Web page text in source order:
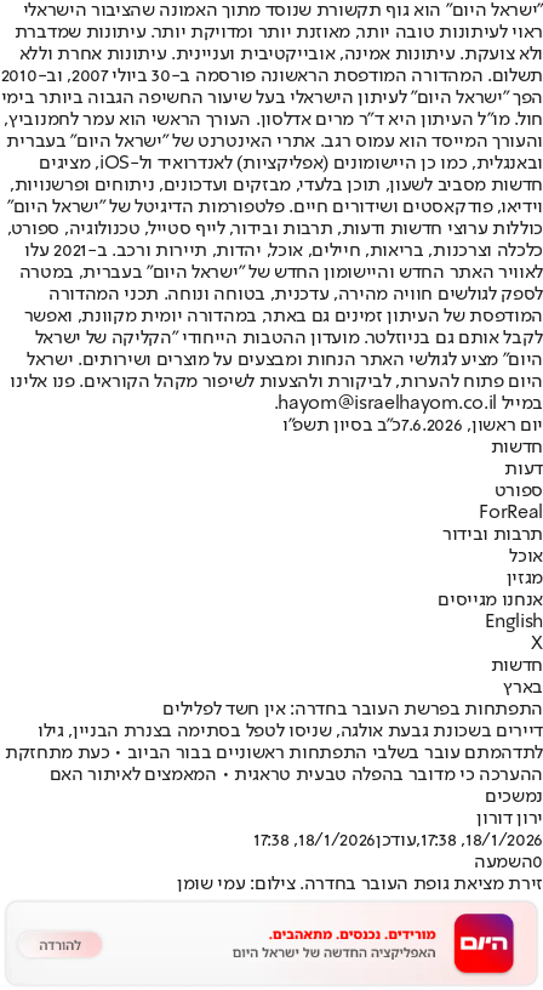
"ישראל היום" הוא גוף תקשורת שנוסד מתוך האמונה שהציבור הישראלי
ראוי לעיתונות טובה יותר, מאוזנת יותר ומדויקת יותר. עיתונות שמדברת
ולא צועקת. עיתונות אמינה, אובייקטיבית ועניינית. עיתונות אחרת וללא
תשלום. המהדורה המודפסת הראשונה פורסמה ב-30 ביולי 2007, וב-2010
הפך "ישראל היום" לעיתון הישראלי בעל שיעור החשיפה הגבוה ביותר בימי
חול. מו"ל העיתון היא ד"ר מרים אדלסון. העורך הראשי הוא עמר לחמנוביץ,
והעורך המייסד הוא עמוס רגב. אתרי האינטרנט של "ישראל היום" בעברית
ובאנגלית, כמו כן היישומונים (אפליקציות) לאנדרואיד ול-iOS, מציגים
חדשות מסביב לשעון, תוכן בלעדי, מבזקים ועדכונים, ניתוחים ופרשנויות,
וידיאו, פודקאסטים ושידורים חיים. פלטפורמות הדיגיטל של "ישראל היום"
כוללות ערוצי חדשות ודעות, תרבות ובידור, לייף סטייל, טכנולוגיה, ספורט,
כלכלה וצרכנות, בריאות, חיילים, אוכל, יהדות, תיירות ורכב. ב-2021 עלו
לאוויר האתר החדש והיישומון החדש של "ישראל היום" בעברית, במטרה
לספק לגולשים חוויה מהירה, עדכנית, בטוחה ונוחה. תכני המהדורה
המודפסת של העיתון זמינים גם באתר, במהדורה יומית מקוונת, ואפשר
לקבל אותם גם בניוזלטר. מועדון ההטבות הייחודי "הקליקה של ישראל
היום" מציע לגולשי האתר הנחות ומבצעים על מוצרים ושירותים. ישראל
היום פתוח להערות, לביקורת ולהצעות לשיפור מקהל הקוראים. פנו אלינו
במייל hayom@israelhayom.co.il.
יום ראשון, 7.6.2026
כ"ב בסיון תשפ"ו
חדשות
דעות
ספורט
ForReal
תרבות ובידור
אוכל
מגזין
אנחנו מגייסים
English
X
חדשות
בארץ
התפתחות בפרשת העובר בחדרה: אין חשד לפלילים
דיירים בשכונת גבעת אולגה, שניסו לטפל בסתימה בצנרת הבניין, גילו
לתדהמתם עובר בשלבי התפתחות ראשוניים בבור הביוב • כעת מתחזקת
ההערכה כי מדובר בהפלה טבעית טראגית • המאמצים לאיתור האם
נמשכים
ירון דורון
18/1/2026, 17:38
,עודכן18/1/2026, 17:38
0השמעה
זירת מציאת גופת העובר בחדרה. צילום: עמי שומן